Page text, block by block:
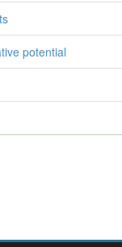
potential